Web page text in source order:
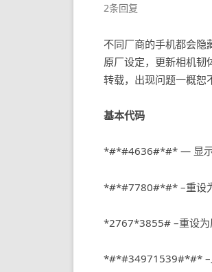
2条回复
不同厂商的手机都会隐
原厂设定，更新相机韧
转载，出现问题一概恕
基本代码
*#*#4636#*#* — 显示
*#*#7780#*#* –重设
*2767*3855# –重设为
*#*#34971539#*#* –